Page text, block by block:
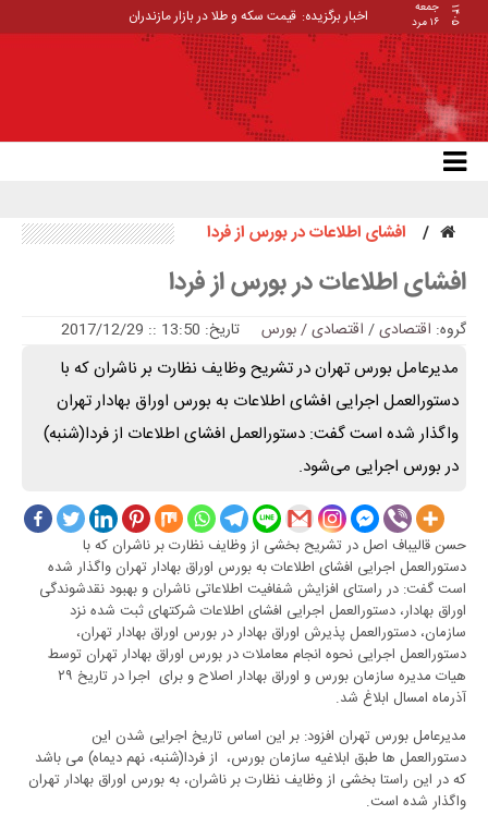
۱۴۰۵
جمعه
۱۶ مرد
اخبار برگزیده: قیمت سکه و طلا در بازار مازندران
افشای اطلاعات در بورس از فردا
افشای اطلاعات در بورس از فردا
گروه: اقتصادی/ اقتصادی / بورس تاریخ: 13:50 :: 2017/12/29
مدیرعامل بورس تهران در تشریح وظایف نظارت بر ناشران که با
دستورالعمل اجرایی افشای اطلاعات به بورس اوراق بهادار تهران
واگذار شده است گفت: دستورالعمل افشای اطلاعات از فردا(شنبه)
در بورس اجرایی می‌شود.
حسن قالیباف اصل در تشریح بخشی از وظایف نظارت بر ناشران که با
دستورالعمل اجرایی افشای اطلاعات به بورس اوراق بهادار تهران واگذار شده
است گفت: در راستای افزایش شفافیت اطلاعاتی ناشران و بهبود نقدشوندگی
اوراق بهادار، دستورالعمل اجرایی افشای اطلاعات شرکتهای ثبت شده نزد
سازمان، دستورالعمل پذیرش اوراق بهادار در بورس اوراق بهادار تهران،
دستورالعمل اجرایی نحوه انجام معاملات در بورس اوراق بهادار تهران توسط
هیات مدیره سازمان بورس و اوراق بهادار اصلاح و برای اجرا در تاریخ ۲۹
آذرماه امسال ابلاغ شد.
مدیرعامل بورس تهران افزود: بر این اساس تاریخ اجرایی شدن این
دستورالعمل ها طبق ابلاغیه سازمان بورس، از فردا(شنبه، نهم دیماه) می باشد
که در این راستا بخشی از وظایف نظارت بر ناشران، به بورس اوراق بهادار تهران
واگذار شده است.